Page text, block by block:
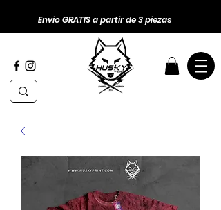
Envio GRATIS a partir de 3 piezas